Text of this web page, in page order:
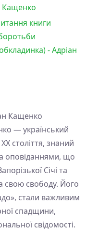
Кащенко
книги
- Адріан
Кащенко
— український
століття, знаний
оповіданнями, що
Січі та
свою свободу. Його
стали важливим
спадщини,
свідомості.